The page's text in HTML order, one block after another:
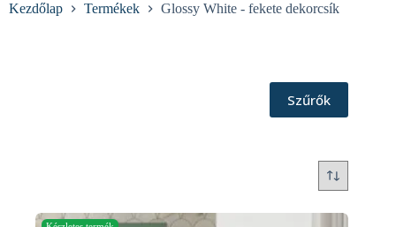
Kezdőlap Termékek Glossy White - fekete dekorcsík
Szűrők